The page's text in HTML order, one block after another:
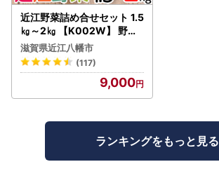
近江野菜詰め合せセット 1.5
㎏～2㎏ 【K002W】 野菜
旬 新鮮
滋賀県近江八幡市
(117)
9,000
ランキングをもっと見る